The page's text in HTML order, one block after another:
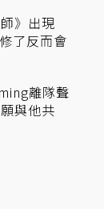
》出現
了反而會
離隊聲
與他共